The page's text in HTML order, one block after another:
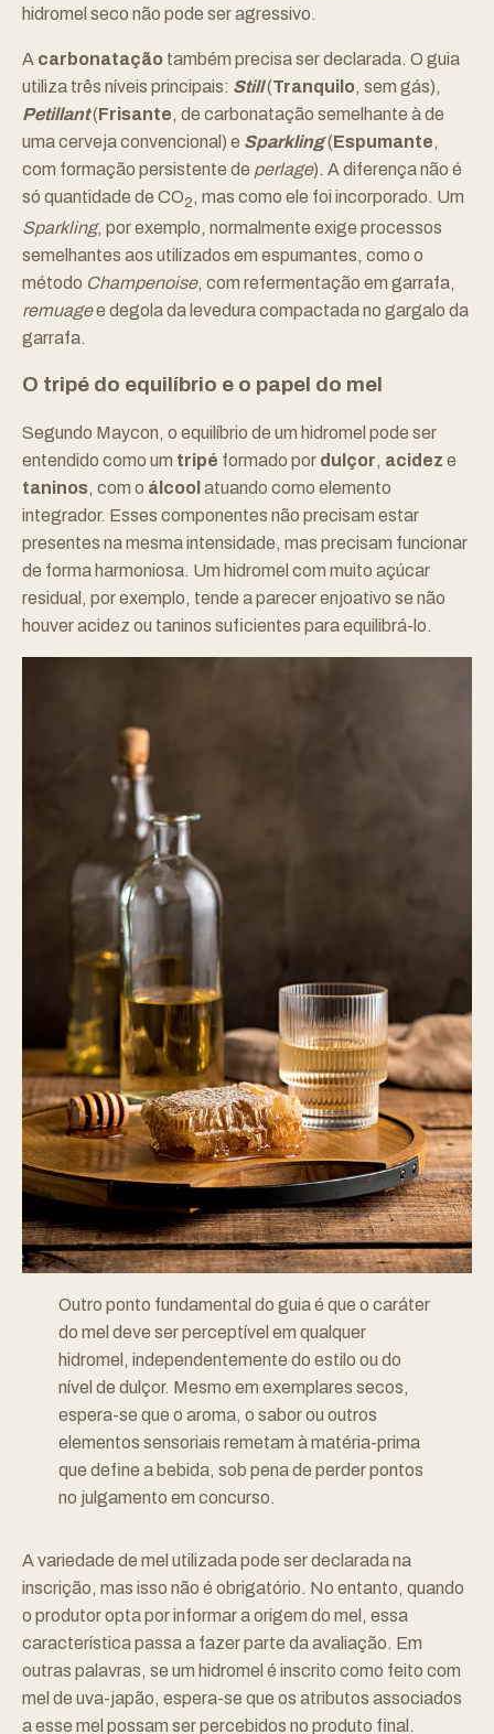
hidromel seco não pode ser agressivo.
A carbonatação também precisa ser declarada. O guia
utiliza três níveis principais: Still(Tranquilo, sem gás),
Petillant(Frisante, de carbonatação semelhante à de
uma cerveja convencional) e Sparkling(Espumante,
com formação persistente de perlage). A diferença não é
só quantidade de CO2 , mas como ele foi incorporado. Um
Sparkling, por exemplo, normalmente exige processos
semelhantes aos utilizados em espumantes, como o
método Champenoise, com refermentação em garrafa,
remuagee degola da levedura compactada no gargalo da
garrafa.
O tripé do equilíbrio e o papel do mel
Segundo Maycon, o equilíbrio de um hidromel pode ser
entendido como um tripé formado por dulçor, acidez e
taninos, com o álcool atuando como elemento
integrador. Esses componentes não precisam estar
presentes na mesma intensidade, mas precisam funcionar
de forma harmoniosa. Um hidromel com muito açúcar
residual, por exemplo, tende a parecer enjoativo se não
houver acidez ou taninos suficientes para equilibrá-lo.
Outro ponto fundamental do guia é que o caráter
do mel deve ser perceptível em qualquer
hidromel, independentemente do estilo ou do
nível de dulçor. Mesmo em exemplares secos,
espera-se que o aroma, o sabor ou outros
elementos sensoriais remetam à matéria-prima
que define a bebida, sob pena de perder pontos
no julgamento em concurso.
A variedade de mel utilizada pode ser declarada na
inscrição, mas isso não é obrigatório. No entanto, quando
o produtor opta por informar a origem do mel, essa
característica passa a fazer parte da avaliação. Em
outras palavras, se um hidromel é inscrito como feito com
mel de uva-japão, espera-se que os atributos associados
a esse mel possam ser percebidos no produto final.